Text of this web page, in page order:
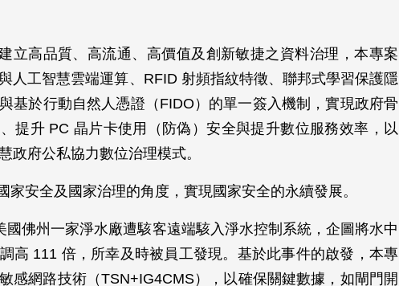
立高品質、高流通、高價值及創新敏捷之資料治理，本專案
人工智慧雲端運算、RFID 射頻指紋特徵、聯邦式學習保護隱
基於行動自然人憑證（FIDO）的單一簽入機制，實現政府骨
提升 PC 晶片卡使用（防偽）安全與提升數位服務效率，以
政府公私協力數位治理模式。
家安全及國家治理的角度，實現國家安全的永續發展。
國佛州一家淨水廠遭駭客遠端駭入淨水控制系統，企圖將水中
高 111 倍，所幸及時被員工發現。基於此事件的啟發，本專
感網路技術（TSN+IG4CMS），以確保關鍵數據，如閘門開